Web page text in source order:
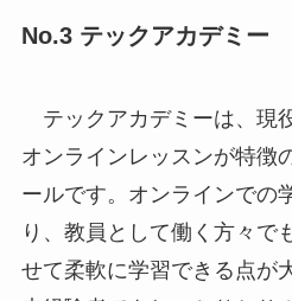
No.3 テックアカデミー
テックアカデミーは、現
オンラインレッスンが特徴
ールです。オンラインでの
り、教員として働く方々で
せて柔軟に学習できる点が